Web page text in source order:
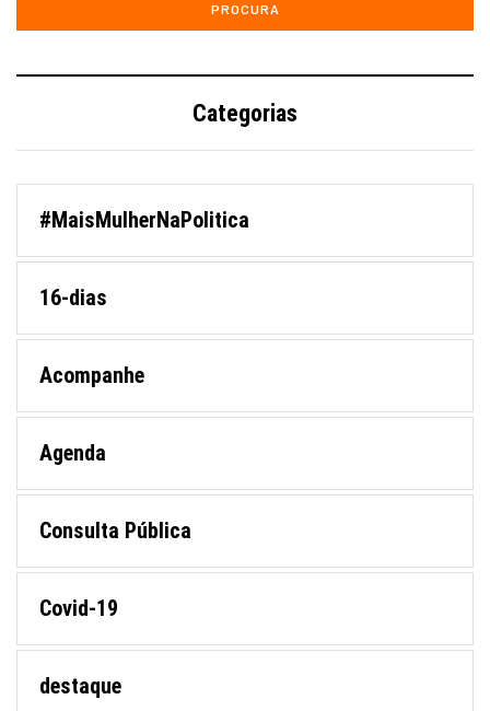
Categorias
#MaisMulherNaPolitica
16-dias
Acompanhe
Agenda
Consulta Pública
Covid-19
destaque